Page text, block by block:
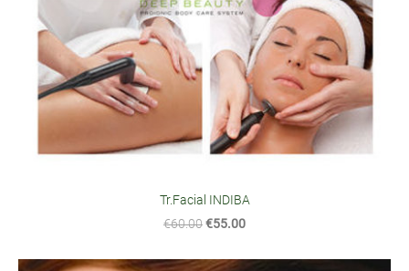
Tr.Facial INDIBA
€60.00€55.00